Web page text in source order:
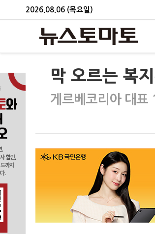
2026.08.06 (목요일)
막 오르는 복
게르베코리아 대